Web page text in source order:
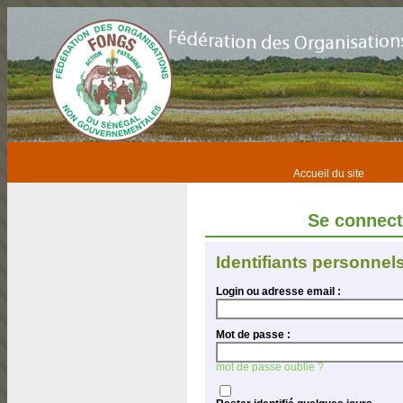
Accueil du site
Se
Identifiants
Login ou adresse email :
Mot de passe :
mot de passe oublié ?